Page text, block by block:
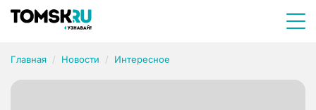
Главная Новости Интересное